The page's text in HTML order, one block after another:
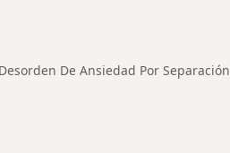
Desorden De Ansiedad Por Separación